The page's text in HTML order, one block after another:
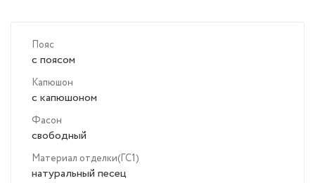
Пояс
с поясом
Капюшон
с капюшоном
Фасон
свободный
Материал отделки(ГС1)
натуральный песец